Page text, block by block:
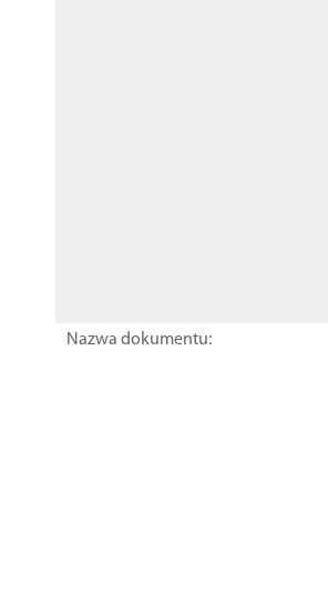
Nazwa dokumentu: